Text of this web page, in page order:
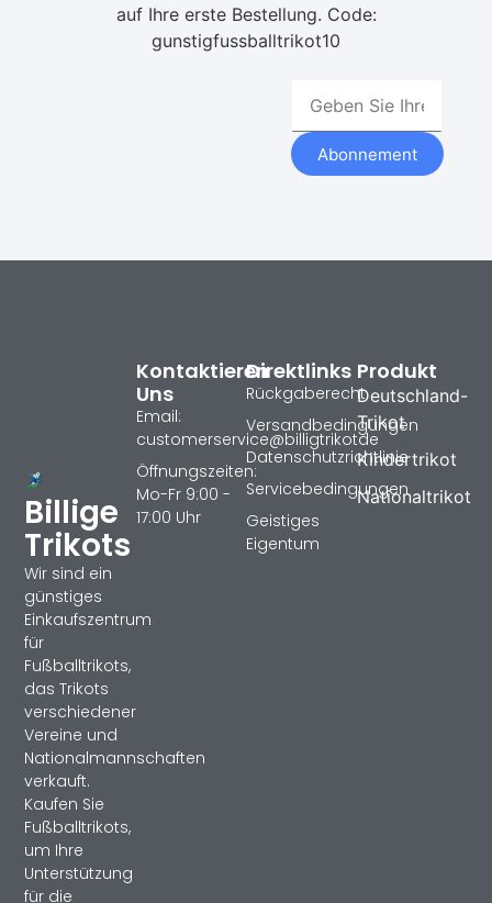
auf Ihre erste Bestellung. Code:
gunstigfussballtrikot10
Abonnement
Billige
Trikots
Wir sind ein
günstiges
Einkaufszentrum
für
Fußballtrikots,
das Trikots
verschiedener
Vereine und
Nationalmannschaften
verkauft.
Kaufen Sie
Fußballtrikots,
um Ihre
Unterstützung
für die
Produkt
Deutschland-
Trikot
Kindertrikot
Nationaltrikot
Direktlinks
Rückgaberecht
Versandbedingungen
Datenschutzrichtlinie
Servicebedingungen
Geistiges
Eigentum
Kontaktieren
Uns
Email:
customerservice@billigtrikotde
Öffnungszeiten:
Mo-Fr 9:00 -
17:00 Uhr